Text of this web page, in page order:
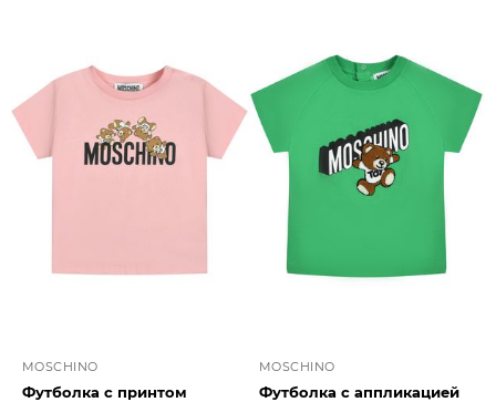
MOSCHINO
Футболка c принтом
MOSCHINO
Футболка с аппликацией